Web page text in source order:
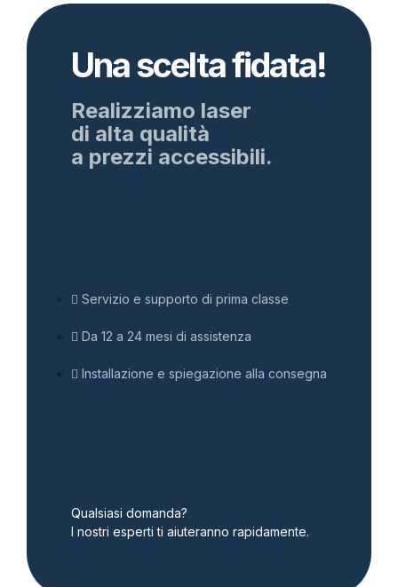
Una scelta fidata!
Realizziamo laser
di alta qualità
a prezzi accessibili.
Servizio e supporto di prima classe
Da 12 a 24 mesi di assistenza
Installazione e spiegazione alla consegna
Qualsiasi domanda?
I nostri esperti ti aiuteranno rapidamente.